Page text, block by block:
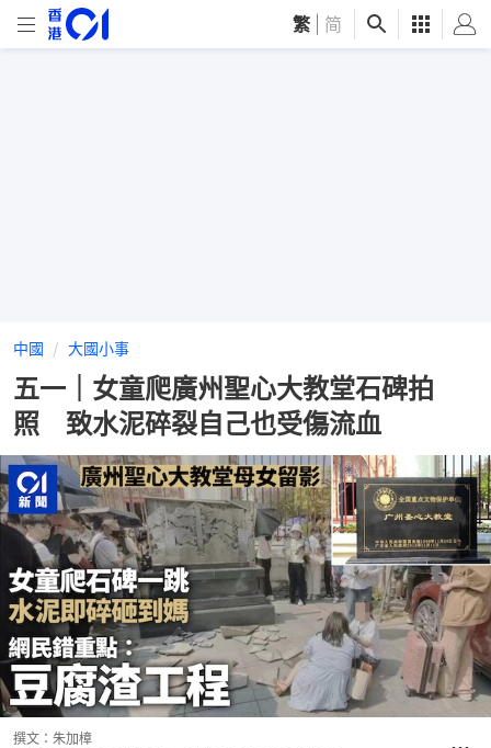
繁 简
中國 大國小事
五一｜女童爬廣州聖心大教堂石碑拍
照 致水泥碎裂自己也受傷流血
撰文： 朱加樟